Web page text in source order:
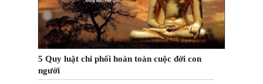
5 Quy luật chi phối hoàn toàn cuộc đời con
người